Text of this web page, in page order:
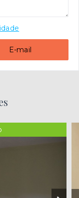
E-mail